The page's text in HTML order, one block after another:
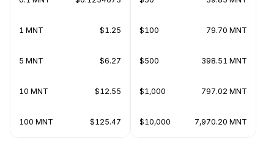
1 MNT $1.25
5 MNT $6.27
10 MNT $12.55
100 MNT $125.47
$100 79.70 MNT
$500 398.51 MNT
$1,000 797.02 MNT
$10,000 7,970.20 MNT